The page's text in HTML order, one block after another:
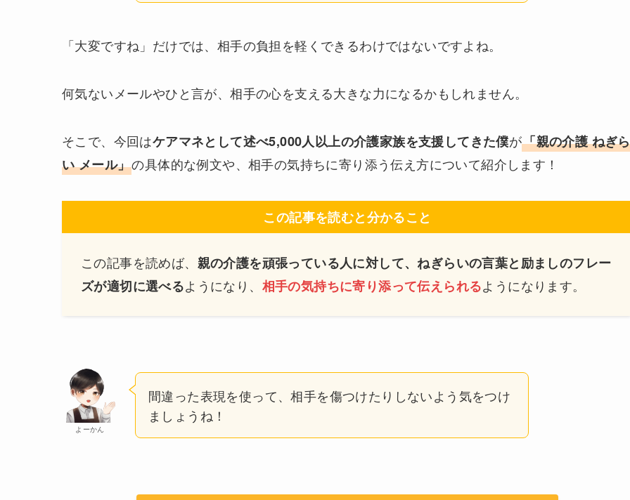
「大変ですね」だけでは、相手の負担を軽くできるわけではないですよね。
何気ないメールやひと言が、相手の心を支える大きな力になるかもしれません。
そこで、今回はケアマネとして述べ5,000人以上の介護家族を支援してきた僕が「親の介護 ねぎら
い メール」の具体的な例文や、相手の気持ちに寄り添う伝え方について紹介します！
この記事を読むと分かること
この記事を読めば、 親の介護を頑張っている人に対して、ねぎらいの言葉と励ましのフレー
ズが適切に選べるようになり、 相手の気持ちに寄り添って伝えられるようになります。
よーかん
間違った表現を使って、相手を傷つけたりしないよう気をつけ
ましょうね！